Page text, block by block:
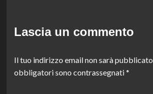
Lascia un commento
Il tuo indirizzo email non sarà pubblicato.
obbligatori sono contrassegnati*